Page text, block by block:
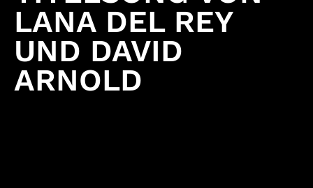
LANA DEL REY
UND DAVID
ARNOLD